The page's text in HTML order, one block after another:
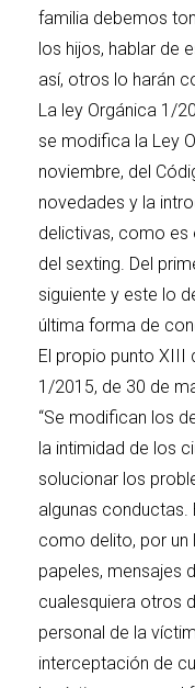
familia debemos
los hijos, hablar de
así, otros lo harán
La ley Orgánica 1/
se modifica la Ley
noviembre, del
novedades y la
delictivas, como es
del sexting. Del
siguiente y este lo
última forma de
El propio punto XIII
1/2015, de 30 de
“Se modifican los
la intimidad de los
solucionar los
algunas
como delito, por un
papeles, mensajes
cualesquiera otros
personal de la
interceptación de